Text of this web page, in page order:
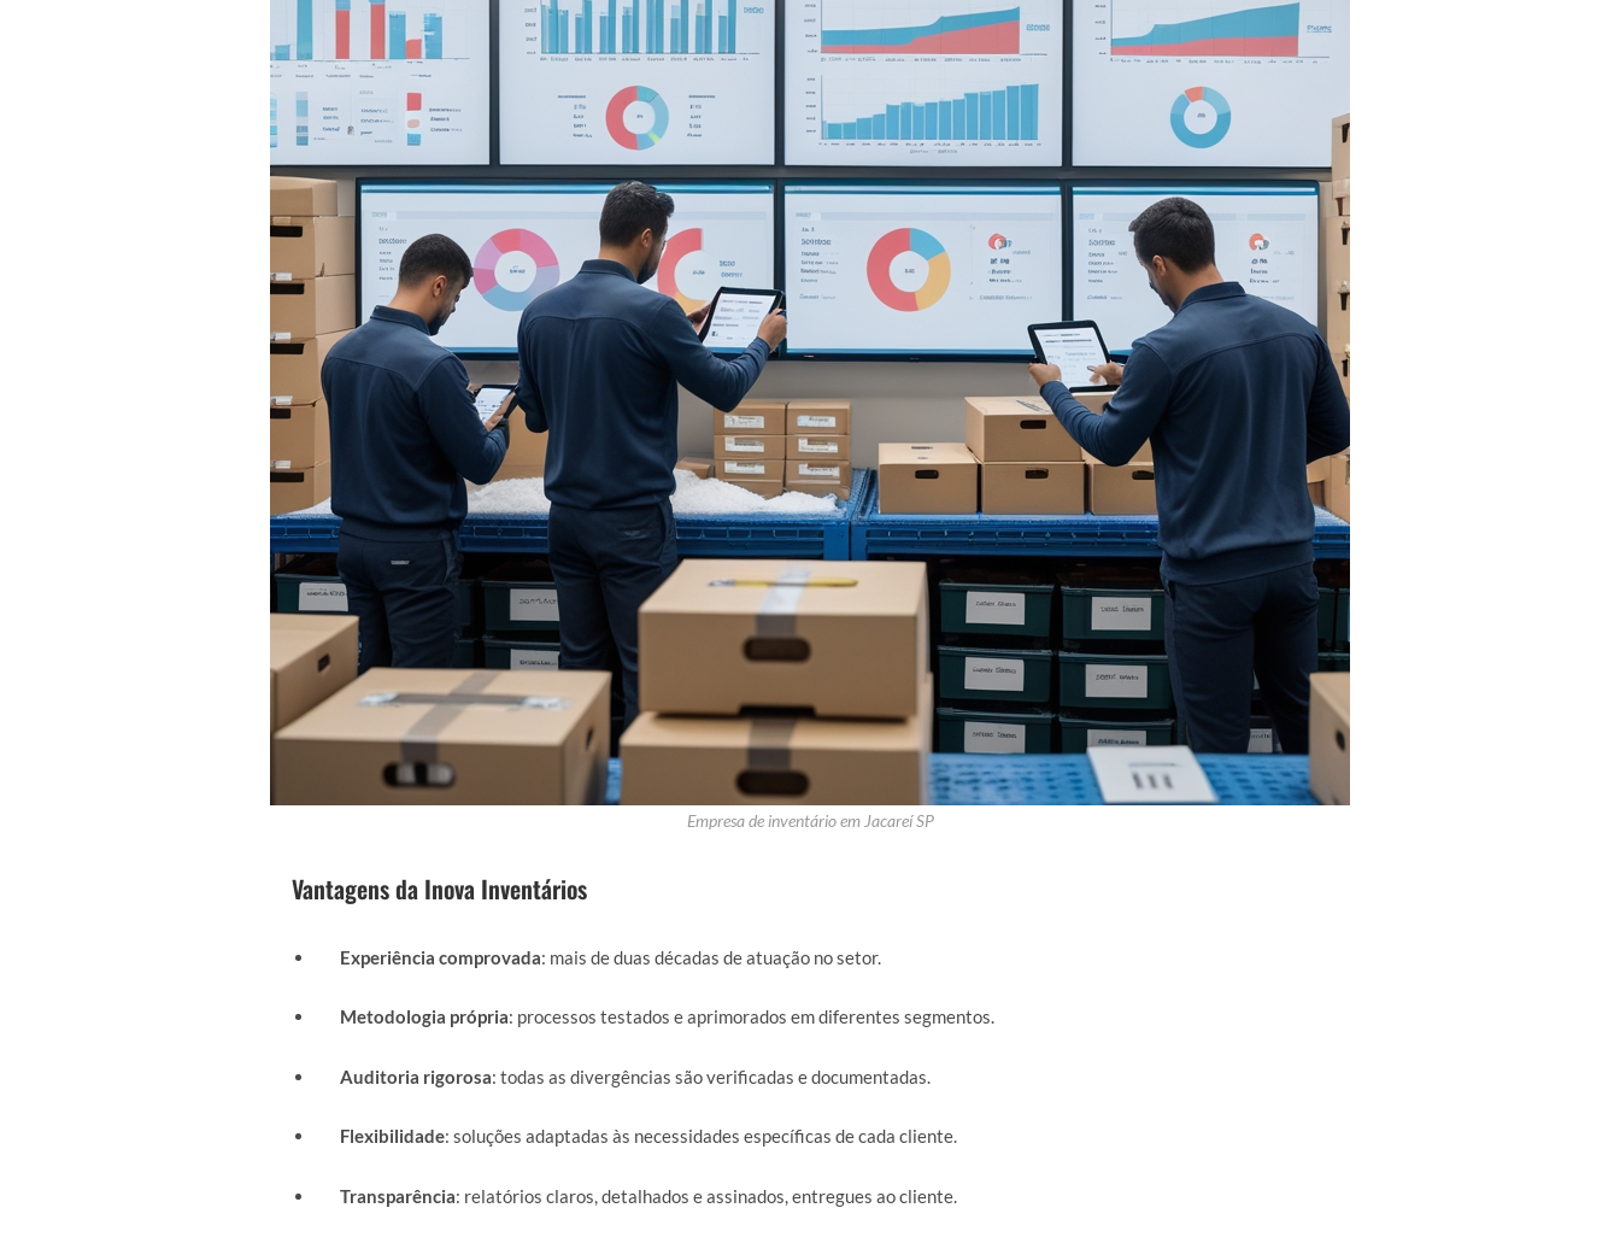
Empresa de inventário em Jacareí SP
Vantagens da Inova Inventários
Experiência comprovada: mais de duas décadas de atuação no setor.
Metodologia própria: processos testados e aprimorados em diferentes segmentos.
Auditoria rigorosa: todas as divergências são verificadas e documentadas.
Flexibilidade: soluções adaptadas às necessidades específicas de cada cliente.
Transparência: relatórios claros, detalhados e assinados, entregues ao cliente.